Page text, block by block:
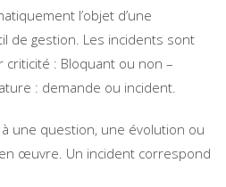
l’objet d’une
de gestion. Les incidents sont
: Bloquant ou non –
: demande ou incident.
une question, une évolution ou
œuvre. Un incident correspond